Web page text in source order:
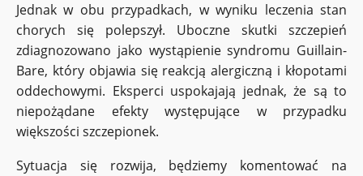
Jednak w obu przypadkach, w wyniku leczenia stan
chorych się polepszył. Uboczne skutki szczepień
zdiagnozowano jako wystąpienie syndromu Guillain-
Bare, który objawia się reakcją alergiczną i kłopotami
oddechowymi. Eksperci uspokajają jednak, że są to
niepożądane efekty występujące w przypadku
większości szczepionek.
Sytuacja się rozwija, będziemy komentować na